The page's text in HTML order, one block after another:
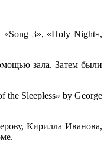
«Song 3», «Holy Night»,
зала. Затем были
Sleepless» by George
Кирилла Иванова,